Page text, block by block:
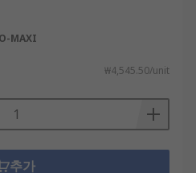
MAXI
₩4,545.50/unit
추가